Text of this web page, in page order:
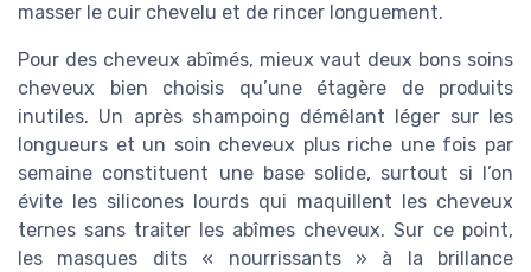
masser le cuir chevelu et de rincer longuement.
Pour des cheveux abîmés, mieux vaut deux bons soins
cheveux bien choisis qu’une étagère de produits
inutiles. Un après shampoing démêlant léger sur les
longueurs et un soin cheveux plus riche une fois par
semaine constituent une base solide, surtout si l’on
évite les silicones lourds qui maquillent les cheveux
ternes sans traiter les abîmes cheveux. Sur ce point,
les masques dits « nourrissants » à la brillance